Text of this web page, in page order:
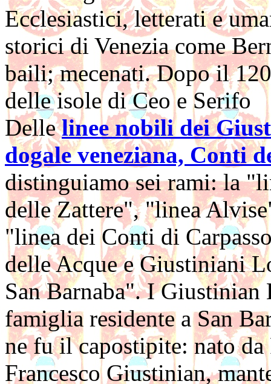
Ecclesiastici, letterati e
storici di Venezia come
baili; mecenati. Dopo il
delle isole di Ceo e Serifo
Delle linee nobili dei
dogale veneziana, Conti
distinguiamo sei rami: la
delle Zattere", "linea
"linea dei Conti di
delle Acque e Giustiniani
San Barnaba". I
famiglia residente a San
ne fu il capostipite: nato
Francesco Giustinian,